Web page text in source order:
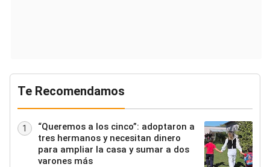
Te Recomendamos
1
“Queremos a los cinco”: adoptaron a
tres hermanos y necesitan dinero
para ampliar la casa y sumar a dos
varones más